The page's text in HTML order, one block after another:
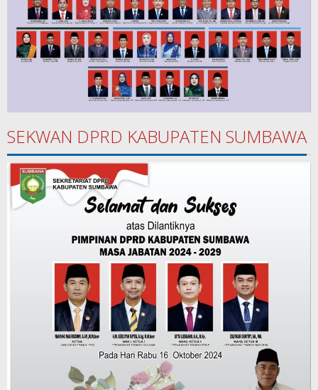
SEKWAN DPRD KABUPATEN SUMBAWA